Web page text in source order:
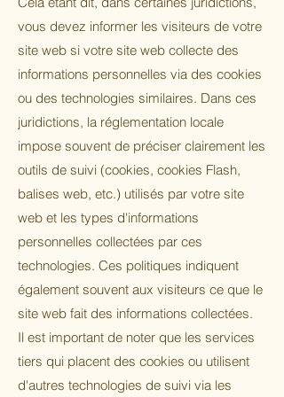
vous devez informer les visiteurs de votre
site web si votre site web collecte des
informations personnelles via des cookies
ou des technologies similaires. Dans ces
juridictions, la réglementation locale
impose souvent de préciser clairement les
outils de suivi (cookies, cookies Flash,
balises web, etc.) utilisés par votre site
web et les types d'informations
personnelles collectées par ces
technologies. Ces politiques indiquent
également souvent aux visiteurs ce que le
site web fait des informations collectées.
Il est important de noter que les services
tiers qui placent des cookies ou utilisent
d'autres technologies de suivi via les